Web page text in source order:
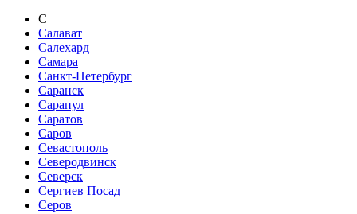
С
Салават
Салехард
Самара
Санкт-Петербург
Саранск
Сарапул
Саратов
Саров
Севастополь
Северодвинск
Северск
Сергиев Посад
Серов